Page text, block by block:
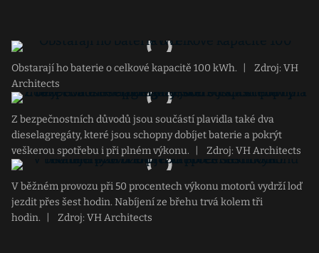
Obstarají ho baterie o celkové kapacitě 100 kWh.
Zdroj: VH
Architects
Z bezpečnostních důvodů jsou součástí plavidla také dva
dieselagregáty, které jsou schopny dobíjet baterie a pokrýt
veškerou spotřebu i při plném výkonu.
Zdroj: VH Architects
V běžném provozu při 50 procentech výkonu motorů vydrží loď
jezdit přes šest hodin. Nabíjení ze břehu trvá kolem tři
hodin.
Zdroj: VH Architects